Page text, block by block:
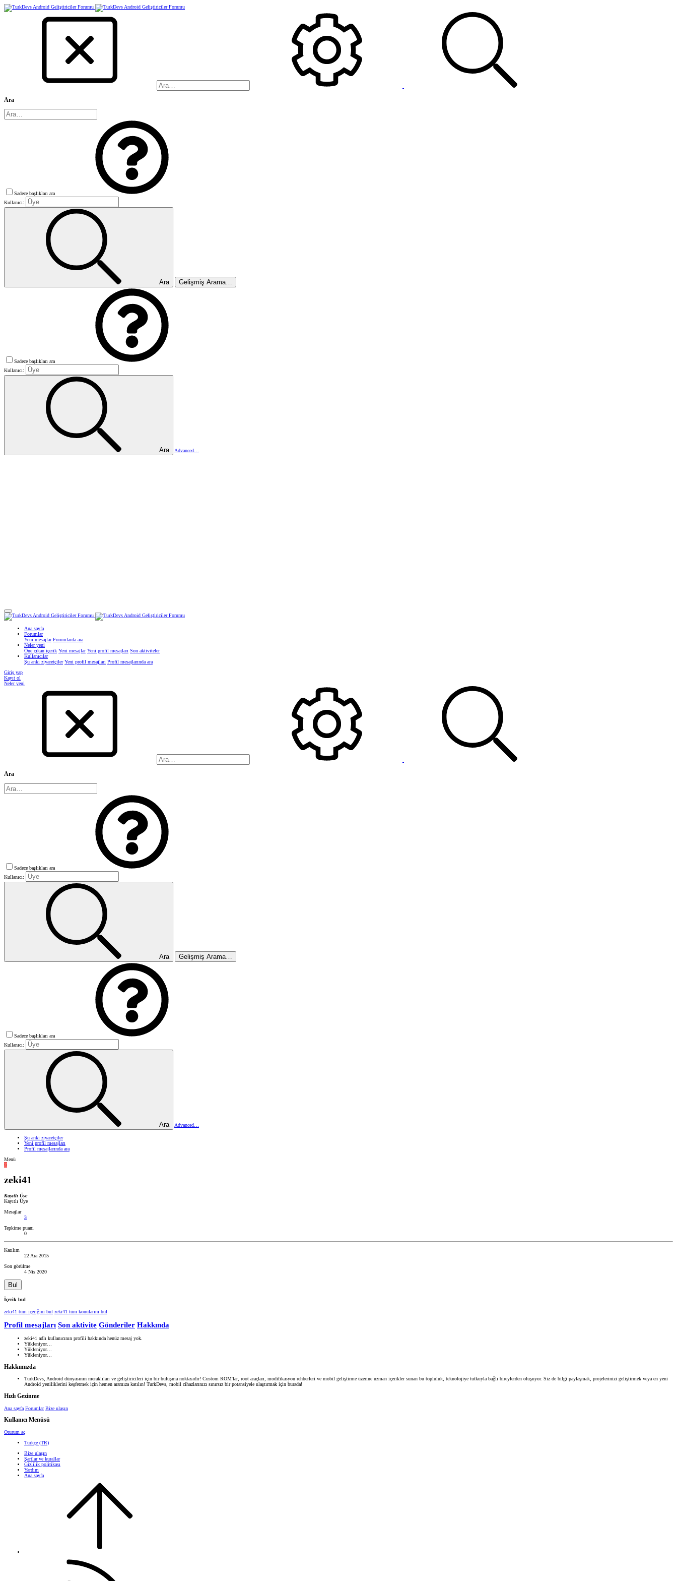
Ara
Sadece başlıkları ara
Kullanıcı:
Ara Gelişmiş Arama…
Sadece başlıkları ara
Kullanıcı:
Ara Advanced…
Ana sayfa
Forumlar
Yeni mesajlar Forumlarda ara
Neler yeni
Öne çıkan içerik Yeni mesajlar Yeni profil mesajları Son aktiviteler
Kullanıcılar
Şu anki ziyaretçiler Yeni profil mesajları Profil mesajlarında ara
Giriş yap
Kayıt ol
Neler yeni
Ara
Sadece başlıkları ara
Kullanıcı:
Ara Gelişmiş Arama…
Sadece başlıkları ara
Kullanıcı:
Ara Advanced…
Şu anki ziyaretçiler
Yeni profil mesajları
Profil mesajlarında ara
Menü
Z
zeki41
Kayıtlı Üye
Kayıtlı Üye
Mesajlar
3
Tepkime puanı
0
Katılım
22 Ara 2015
Son görülme
4 Nis 2020
Bul
İçerik bul
zeki41 tüm içeriğini bul zeki41 tüm konularını bul
Profil mesajları Son aktivite Gönderiler Hakkında
zeki41 adlı kullanıcının profili hakkında henüz mesaj yok.
Yükleniyor…
Yükleniyor…
Yükleniyor…
Hakkımızda
TurkDevs, Android dünyasının meraklıları ve geliştiricileri için bir buluşma noktasıdır! Custom ROM'lar, root araçları, modifikasyon rehberleri ve mobil geliştirme üzerine uzman içerikler sunan bu topluluk, teknolojiye tutkuyla bağlı bireylerden oluşuyor. Siz de bilgi paylaşmak, projelerinizi geliştirmek veya en yeni
Android yeniliklerini keşfetmek için hemen aramıza katılın! TurkDevs, mobil cihazlarınızı sınırsız bir potansiyele ulaştırmak için burada!
Hızlı Gezinme
Ana sayfa Forumlar Bize ulaşın
Kullanıcı Menüsü
Oturum aç
Türkçe (TR)
Bize ulaşın
Şartlar ve kurallar
Gizlilik politikası
Yardım
Ana sayfa